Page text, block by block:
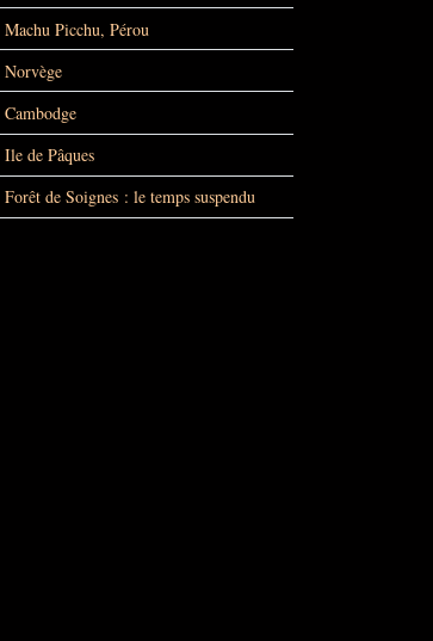
Machu Picchu, Pérou
Norvège
Cambodge
Ile de Pâques
Forêt de Soignes : le temps suspendu